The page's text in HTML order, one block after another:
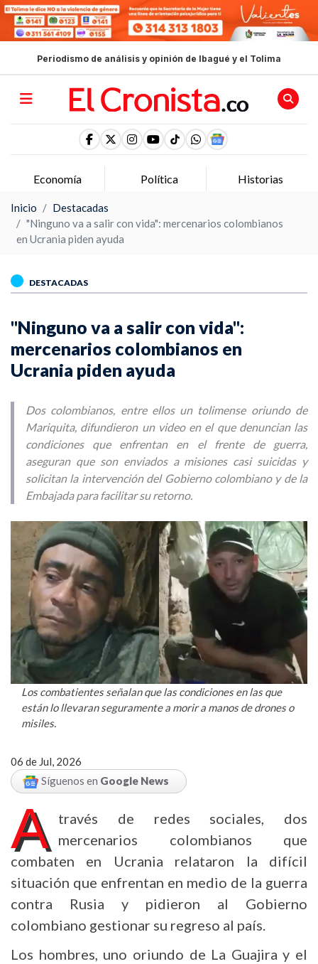
Periodismo de análisis y opinión de Ibagué y el Tolima
Inicio
Destacadas
"Ninguno va a salir con vida": mercenarios colombianos
en Ucrania piden ayuda
DESTACADAS
"Ninguno va a salir con vida":
mercenarios colombianos en
Ucrania piden ayuda
Dos colombianos, entre ellos un tolimense oriundo de
Mariquita, difundieron un video en el que denuncian las
condiciones que enfrentan en el frente de guerra,
aseguran que son enviados a misiones casi suicidas y
solicitan la intervención del Gobierno colombiano y de la
Embajada para facilitar su retorno.
Los combatientes señalan que las condiciones en las que
están lo llevaran seguramente a morir a manos de drones o
misiles.
06 de Jul, 2026
Síguenos en Google News
A
través de redes sociales, dos
mercenarios colombianos que
combaten en Ucrania relataron la difícil
situación que enfrentan en medio de la guerra
contra Rusia y pidieron al Gobierno
colombiano gestionar su regreso al país.
Los hombres, uno oriundo de La Guajira y el